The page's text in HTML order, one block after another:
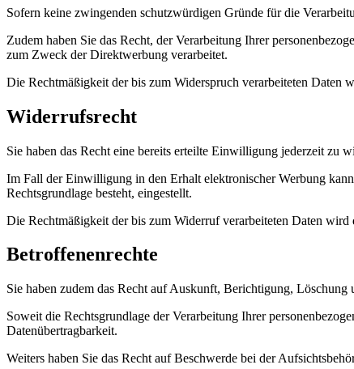
Sofern keine zwingenden schutzwürdigen Gründe für die
Zudem haben Sie das Recht, der Verarbeitung Ihrer
zum Zweck der Direktwerbung verarbeitet.
Die Rechtmäßigkeit der bis zum Widerspruch verarbeiteten Daten
Widerrufsrecht
Sie haben das Recht eine bereits erteilte Einwilligung jederzeit zu
Im Fall der Einwilligung in den Erhalt elektronischer Werbung
Rechtsgrundlage besteht, eingestellt.
Die Rechtmäßigkeit der bis zum Widerruf verarbeiteten Daten
Betroffenenrechte
Sie haben zudem das Recht auf Auskunft, Berichtigung,
Soweit die Rechtsgrundlage der Verarbeitung Ihrer
Datenübertragbarkeit.
Weiters haben Sie das Recht auf Beschwerde bei der